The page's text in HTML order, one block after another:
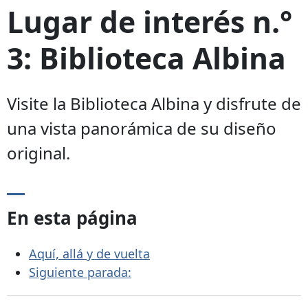
Lugar de interés n.°
3: Biblioteca Albina
Visite la Biblioteca Albina y disfrute de
una vista panorámica de su diseño
original.
En esta página
Aquí, allá y de vuelta
Siguiente parada: